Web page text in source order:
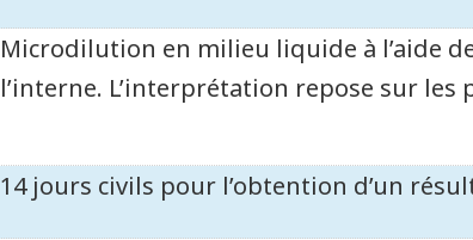
Microdilution en milieu liquide à l’aide
l’interne. L’interprétation repose sur
14 jours civils pour l’obtention d’un